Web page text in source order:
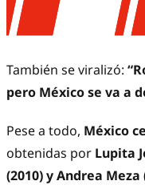
También se viralizó:
pero México se va a
Pese a todo, México
obtenidas por Lupita
(2010) y Andrea Meza